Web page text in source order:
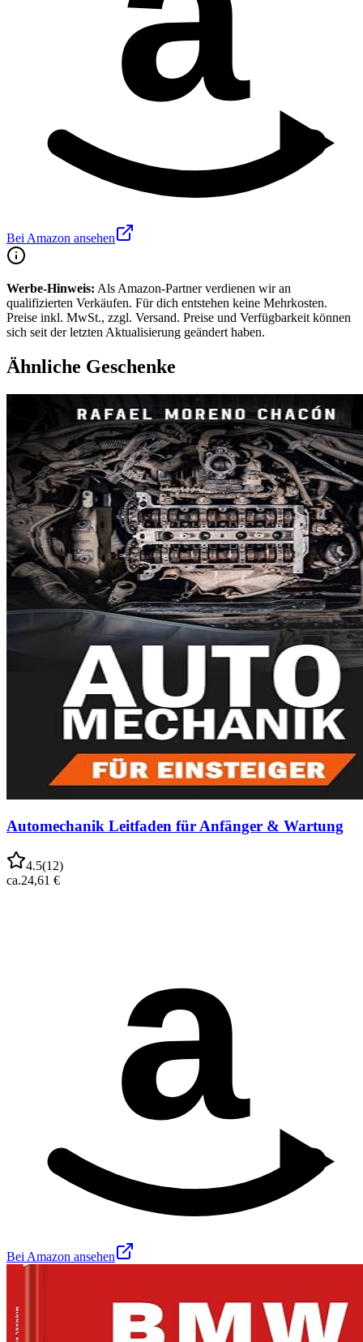
Bei Amazon ansehen
Werbe-Hinweis: Als Amazon-Partner verdienen wir an
qualifizierten Verkäufen. Für dich entstehen keine Mehrkosten.
Preise inkl. MwSt., zzgl. Versand. Preise und Verfügbarkeit können
sich seit der letzten Aktualisierung geändert haben.
Ähnliche Geschenke
Automechanik Leitfaden für Anfänger & Wartung
4.5(12)
ca.24,61 €
a
Bei Amazon ansehen